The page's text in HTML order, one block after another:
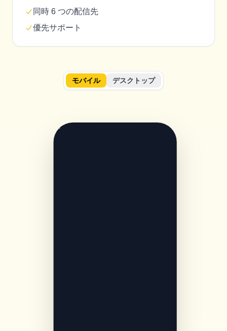
同時 6 つの配信先
優先サポート
モバイル デスクトップ